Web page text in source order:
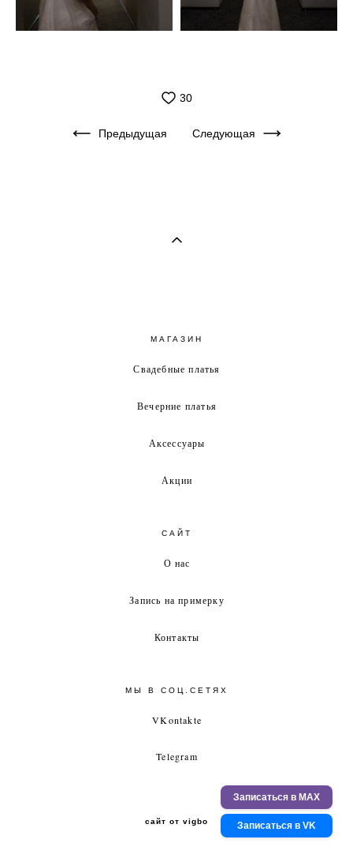
Записаться в MAX
Записаться в VK
30
Предыдущая Следующая
МАГАЗИН
Свадебные платья
Вечерние платья
Аксессуары
Акции
САЙТ
О нас
Запись на примерку
Контакты
МЫ В СОЦ.СЕТЯХ
VKontakte
Telegram
сайт от vigbo